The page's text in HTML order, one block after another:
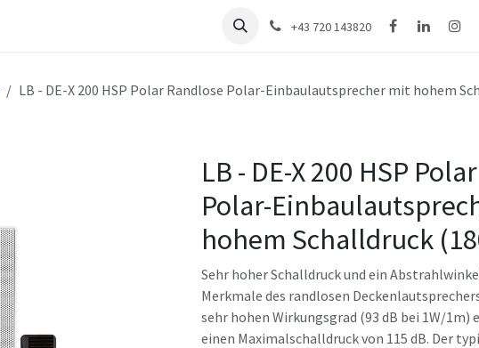
+43 720 143820
LB - DE-X 200 HSP Polar Randlose Polar-Einbaulautsprecher mit hohem
LB - DE-X 200 HSP
Polar-
hohem Schalldruck
Sehr hoher Schalldruck und ein
Merkmale des randlosen Deckenlautsprechers
sehr hohen Wirkungsgrad (93 dB bei 1W/1m)
einen Maximalschalldruck von 115 dB. Der